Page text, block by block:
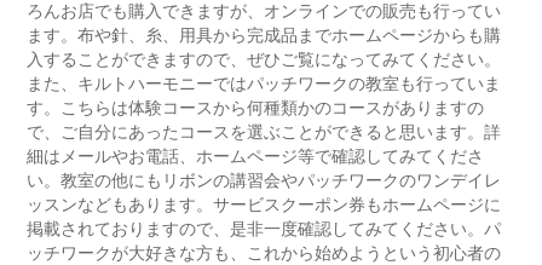
ろんお店でも購入できますが、オンラインでの販売も行ってい
ます。布や針、糸、用具から完成品までホームページからも購
入することができますので、ぜひご覧になってみてください。
また、キルトハーモニーではパッチワークの教室も行っていま
す。こちらは体験コースから何種類かのコースがありますの
で、ご自分にあったコースを選ぶことができると思います。詳
細はメールやお電話、ホームページ等で確認してみてくださ
い。教室の他にもリボンの講習会やパッチワークのワンデイレ
ッスンなどもあります。サービスクーポン券もホームページに
掲載されておりますので、是非一度確認してみてください。パ
ッチワークが大好きな方も、これから始めようという初心者の